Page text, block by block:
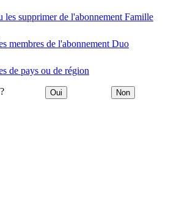
les supprimer de l'abonnement Famille
membres de l'abonnement Duo
de pays ou de région
Oui Non